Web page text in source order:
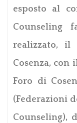
esposto al
Counseling
realizzato, il
Cosenza,
Foro di
(Federazioni
Counseling),